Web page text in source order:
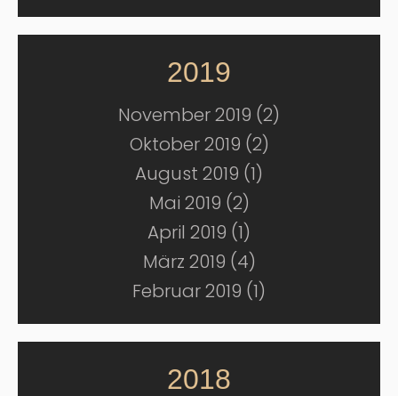
2019
November 2019 (2)
Oktober 2019 (2)
August 2019 (1)
Mai 2019 (2)
April 2019 (1)
März 2019 (4)
Februar 2019 (1)
2018